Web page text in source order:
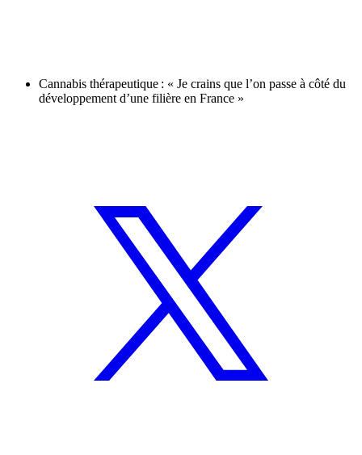
Cannabis thérapeutique : « Je crains que l’on passe à côté du
développement d’une filière en France »